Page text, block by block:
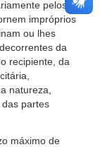
pelos
impróprios
ou lhes
da
recipiente, da
natureza,
partes
máximo de